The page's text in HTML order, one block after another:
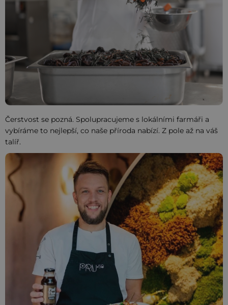
Čerstvost se pozná. Spolupracujeme s lokálními farmáři a
vybíráme to nejlepší, co naše příroda nabízí. Z pole až na váš
talíř.